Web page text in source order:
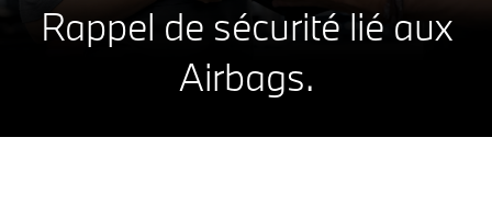
Rappel de sécurité lié aux
Airbags.